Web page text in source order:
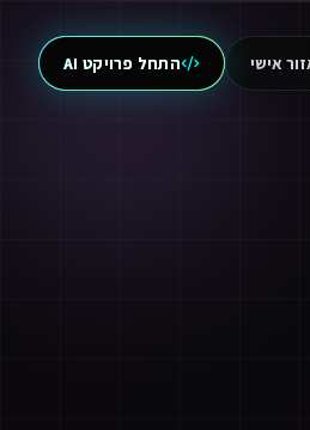
אישי התחל פרויקט AI